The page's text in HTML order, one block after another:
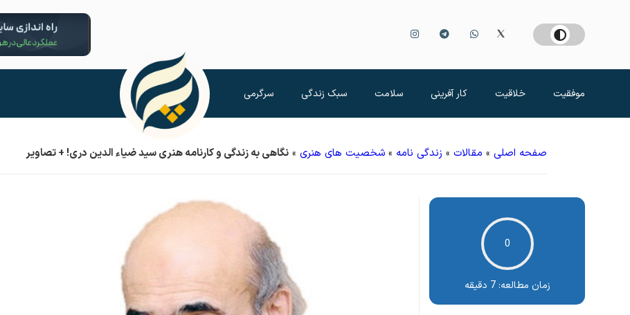
موفقیت خلاقیت کار آفرینی سلامت سبک زندگی سرگرمی
صفحه اصلی » مقالات » زندگی نامه » شخصیت های هنری » نگاهی به زندگی و کارنامه هنری سید ضیاء الدین دری! + تصاویر
0
زمان مطالعه:7 دقیقه